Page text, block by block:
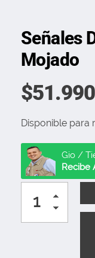
Señales
Mojado
$51.990
Disponible para
Gio /
Recibe